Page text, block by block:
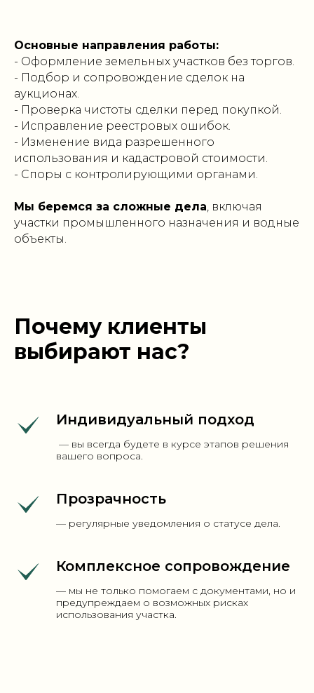
Основные направления работы:
- Оформление земельных участков без торгов.
- Подбор и сопровождение сделок на
аукционах.
- Проверка чистоты сделки перед покупкой.
- Исправление реестровых ошибок.
- Изменение вида разрешенного
использования и кадастровой стоимости.
- Споры с контролирующими органами.
Мы беремся за сложные дела, включая
участки промышленного назначения и водные
объекты.
Почему клиенты
выбирают нас?
Индивидуальный подход
— вы всегда будете в курсе этапов решения
вашего вопроса.
Прозрачность
— регулярные уведомления о статусе дела.
Комплексное сопровождение
— мы не только помогаем с документами, но и
предупреждаем о возможных рисках
использования участка.